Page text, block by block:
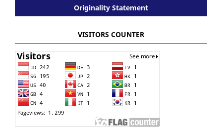
Originality Statement
VISITORS COUNTER